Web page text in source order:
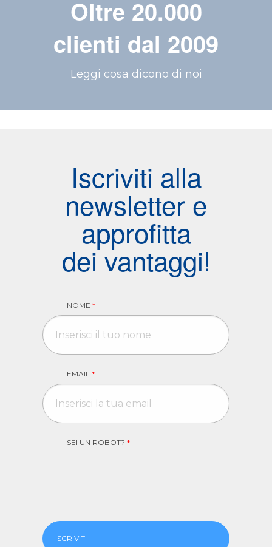
Oltre 20.000
clienti dal 2009
Leggi cosa dicono di noi
Iscriviti alla
newsletter e
approfitta
dei vantaggi!
NOME *
EMAIL *
SEI UN ROBOT? *
ISCRIVITI